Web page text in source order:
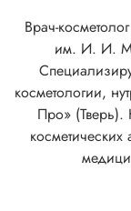
Врач-
им. И. И.
косметологии,
Про» (Тверь).
косметических